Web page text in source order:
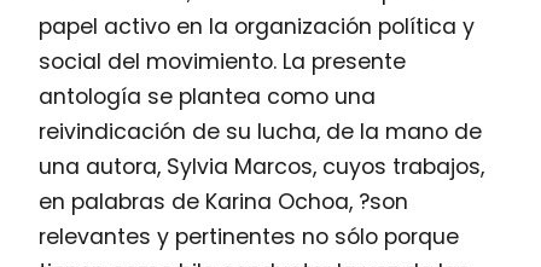
papel activo en la organización política y
social del movimiento. La presente
antología se plantea como una
reivindicación de su lucha, de la mano de
una autora, Sylvia Marcos, cuyos trabajos,
en palabras de Karina Ochoa, ?son
relevantes y pertinentes no sólo porque